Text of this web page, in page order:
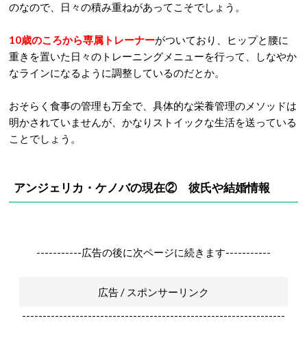
のなので、日々の積み重ねがあってこそでしょう。
10歳のころから専属トレーナーがついており、ヒップと腰に
重きを置いた日々のトレーニングメニューを行って、しなやか
なラインになるように調整しているのだとか。
おそらく食事の管理も万全で、具体的な栄養管理のメソッドは
明かされていませんが、かなりストイックな生活を送っている
ことでしょう。
アンジェリカ・ケノバの現在② 彼氏や結婚情報
-----------広告の後に次ページに続きます-----------
広告 / スポンサーリンク
----------------------------------------------------------------